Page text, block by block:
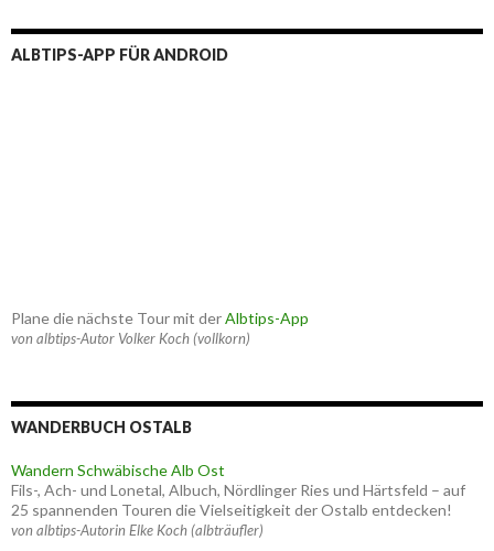
ALBTIPS-APP FÜR ANDROID
Plane die nächste Tour mit derAlbtips-App
von albtips-Autor Volker Koch (vollkorn)
WANDERBUCH OSTALB
Wandern Schwäbische Alb Ost
Fils-, Ach- und Lonetal, Albuch, Nördlinger Ries und Härtsfeld – auf
25 spannenden Touren die Vielseitigkeit der Ostalb entdecken!
von albtips-Autorin Elke Koch (albträufler)